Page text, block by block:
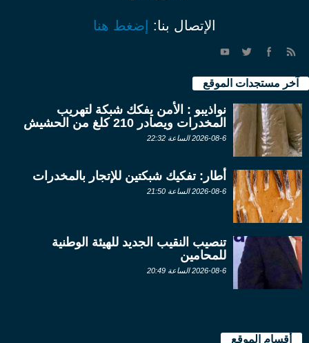
الإتصال بنا: إضغط هنا
آخر مستجدات الموقع
نواذيبو : الأمن يفكك شبكة لتهريب
المخدرات ويصادر 210 كلغ من الحشيش
2026-08-6 الساعة 22:32
أطار: تفكيك شبكتين للإتجار بالمخدرات
2026-08-6 الساعة 21:50
تنصيب النقيب الجديد للهيئة الوطنية
للمحامين
2026-08-6 الساعة 20:49
أقسام الموقع